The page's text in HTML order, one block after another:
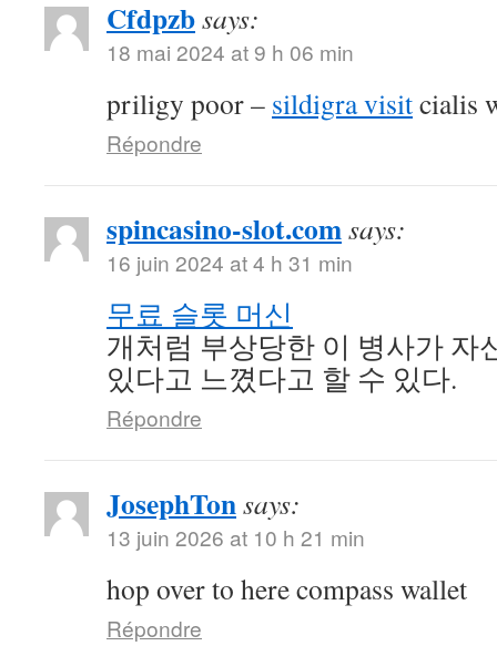
Cfdpzbsays:
18 mai 2024 at 9 h 06 min
priligy poor – sildigra visitcialis
Répondre
spincasino-slot.comsays:
16 juin 2024 at 4 h 31 min
무료 슬롯 머신
개처럼 부상당한 이 병사가 자
있다고 느꼈다고 할 수 있다.
Répondre
JosephTonsays:
13 juin 2026 at 10 h 21 min
hop over to here compass wallet
Répondre